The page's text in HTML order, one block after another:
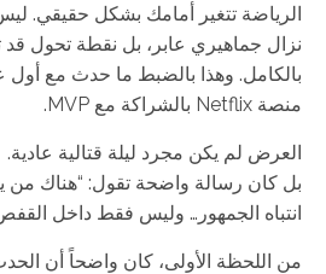
الرياضة تتغير أمامك بشكل حقيقي.
نزال جماهيري عابر، بل نقطة تحول
منصة Netflix بالشراكة مع MVP.
العرض لم يكن مجرد ليلة قتالية عادية.
انتباه الجمهور… وليس فقط داخل
من اللحظة الأولى، كان واضحاً أن